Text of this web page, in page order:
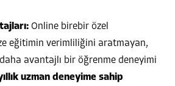
Online birebir özel
eğitimin verimliliğini aratmayan,
avantajlı bir öğrenme deneyimi
uzman deneyime sahip